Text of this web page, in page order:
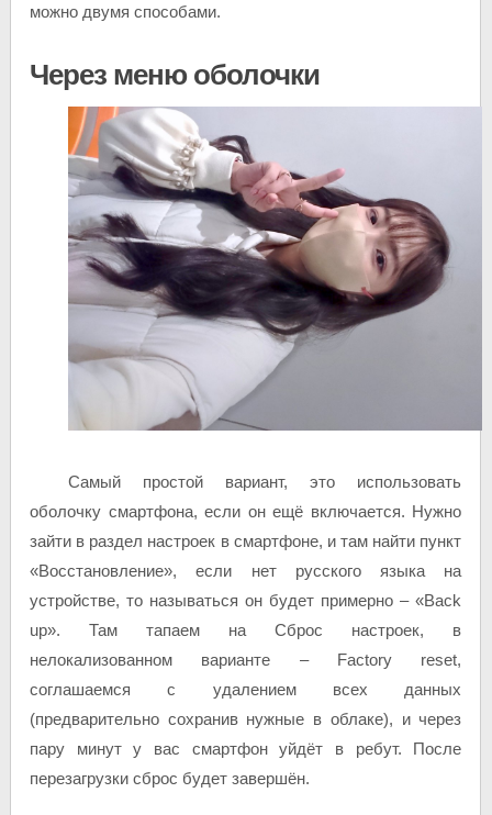
можно двумя способами.
Через меню оболочки
Самый простой вариант, это использовать
оболочку смартфона, если он ещё включается. Нужно
зайти в раздел настроек в смартфоне, и там найти пункт
«Восстановление», если нет русского языка на
устройстве, то называться он будет примерно – «Back
up». Там тапаем на Сброс настроек, в
нелокализованном варианте – Factory reset,
соглашаемся с удалением всех данных
(предварительно сохранив нужные в облаке), и через
пару минут у вас смартфон уйдёт в ребут. После
перезагрузки сброс будет завершён.